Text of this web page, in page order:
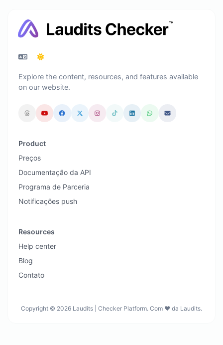
Explore the content, resources, and features available
on our website.
Product
Preços
Documentação da API
Programa de Parceria
Notificações push
Resources
Help center
Blog
Contato
Copyright © 2026 Laudits | Checker Platform. Com ❤️ da Laudits.